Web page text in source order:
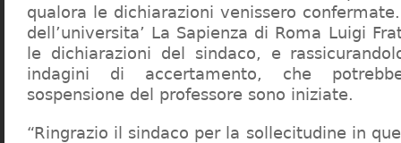
qualora le dichiarazioni venissero
dell’universita’ La Sapienza di Roma Luigi
le dichiarazioni del sindaco, e
indagini di accertamento, che
sospensione del professore sono iniziate.
“Ringrazio il sindaco per la sollecitudine in